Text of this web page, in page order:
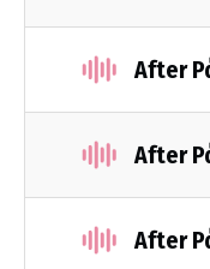
After
After
After